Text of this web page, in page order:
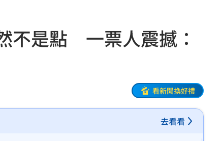
不是點 一票人震撼：
看新聞換好禮
去看看